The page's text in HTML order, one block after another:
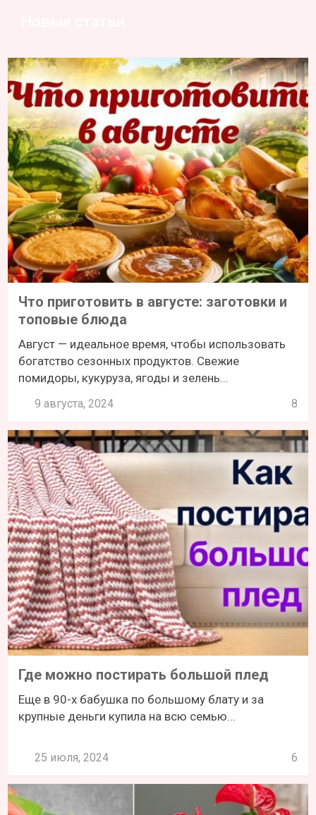
Что приготовить в августе: заготовки и
топовые блюда
Август — идеальное время, чтобы использовать
богатство сезонных продуктов. Свежие
помидоры, кукуруза, ягоды и зелень...
9 августа, 2024 8
Где можно постирать большой плед
Еще в 90-х бабушка по большому блату и за
крупные деньги купила на всю семью...
25 июля, 2024 6